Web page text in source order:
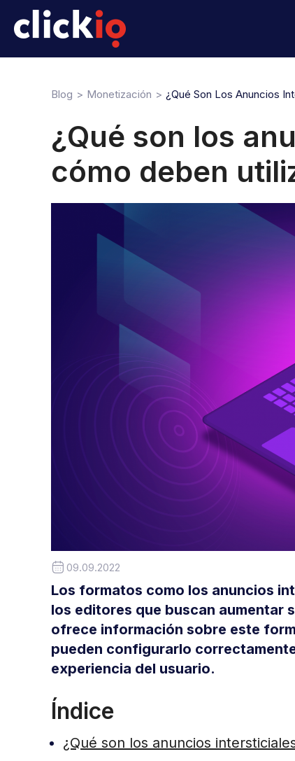
Blog Monetización ¿Qué Son Los Anuncios
¿Qué son los
cómo deben
09.09.2022
Los formatos como los anuncios
los editores que buscan aumentar
ofrece información sobre este
pueden configurarlo
experiencia del usuario.
Índice
¿Qué son los anuncios